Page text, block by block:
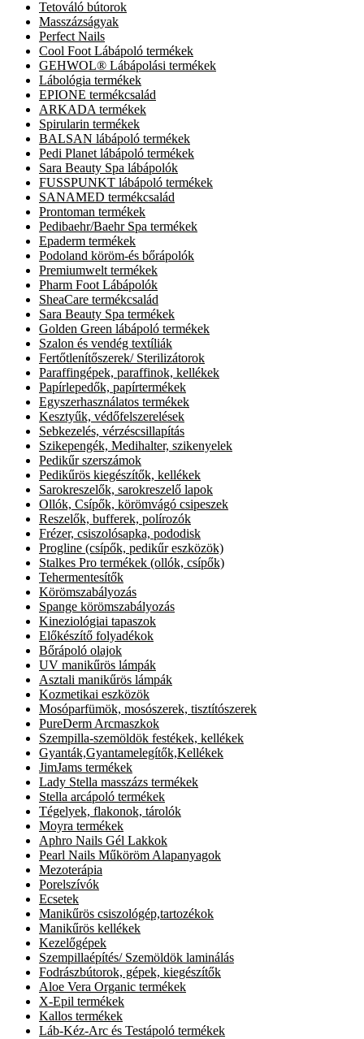
Tetováló bútorok
Masszázságyak
Perfect Nails
Cool Foot Lábápoló termékek
GEHWOL® Lábápolási termékek
Lábológia termékek
EPIONE termékcsalád
ARKADA termékek
Spirularin termékek
BALSAN lábápoló termékek
Pedi Planet lábápoló termékek
Sara Beauty Spa lábápolók
FUSSPUNKT lábápoló termékek
SANAMED termékcsalád
Prontoman termékek
Pedibaehr/Baehr Spa termékek
Epaderm termékek
Podoland köröm-és bőrápolók
Premiumwelt termékek
Pharm Foot Lábápolók
SheaCare termékcsalád
Sara Beauty Spa termékek
Golden Green lábápoló termékek
Szalon és vendég textíliák
Fertőtlenítőszerek/ Sterilizátorok
Paraffingépek, paraffinok, kellékek
Papírlepedők, papírtermékek
Egyszerhasználatos termékek
Kesztyűk, védőfelszerelések
Sebkezelés, vérzéscsillapítás
Szikepengék, Medihalter, szikenyelek
Pedikűr szerszámok
Pedikűrös kiegészítők, kellékek
Sarokreszelők, sarokreszelő lapok
Ollók, Csípők, körömvágó csipeszek
Reszelők, bufferek, polírozók
Frézer, csiszolósapka, pododisk
Progline (csípők, pedikűr eszközök)
Stalkes Pro termékek (ollók, csípők)
Tehermentesítők
Körömszabályozás
Spange körömszabályozás
Kineziológiai tapaszok
Előkészítő folyadékok
Bőrápoló olajok
UV manikűrös lámpák
Asztali manikűrös lámpák
Kozmetikai eszközök
Mosóparfümök, mosószerek, tisztítószerek
PureDerm Arcmaszkok
Szempilla-szemöldök festékek, kellékek
Gyanták,Gyantamelegítők,Kellékek
JimJams termékek
Lady Stella masszázs termékek
Stella arcápoló termékek
Tégelyek, flakonok, tárolók
Moyra termékek
Aphro Nails Gél Lakkok
Pearl Nails Műköröm Alapanyagok
Mezoterápia
Porelszívók
Ecsetek
Manikűrös csiszológép,tartozékok
Manikűrös kellékek
Kezelőgépek
Szempillaépítés/ Szemöldök laminálás
Fodrászbútorok, gépek, kiegészítők
Aloe Vera Organic termékek
X-Epil termékek
Kallos termékek
Láb-Kéz-Arc és Testápoló termékek